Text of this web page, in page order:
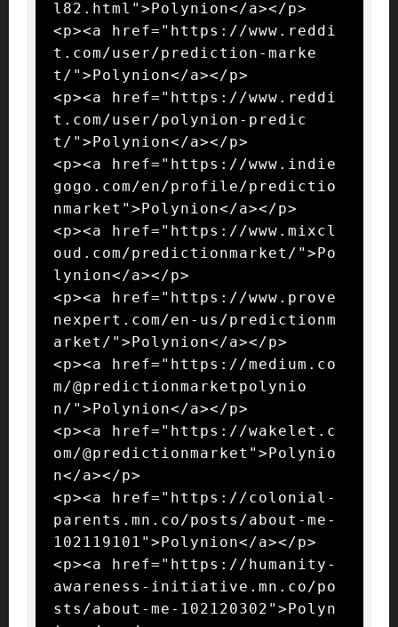
l82.html">Polynion</a></p>
<p><a href="https://www.reddi
t.com/user/prediction-marke
t/">Polynion</a></p>
<p><a href="https://www.reddi
t.com/user/polynion-predic
t/">Polynion</a></p>
<p><a href="https://www.indie
gogo.com/en/profile/predictio
nmarket">Polynion</a></p>
<p><a href="https://www.mixcl
oud.com/predictionmarket/">Po
lynion</a></p>
<p><a href="https://www.prove
nexpert.com/en-us/predictionm
arket/">Polynion</a></p>
<p><a href="https://medium.co
m/@predictionmarketpolynio
n/">Polynion</a></p>
<p><a href="https://wakelet.c
om/@predictionmarket">Polynio
n</a></p>
<p><a href="https://colonial-
parents.mn.co/posts/about-me-
102119101">Polynion</a></p>
<p><a href="https://humanity-
awareness-initiative.mn.co/po
sts/about-me-102120302">Polyn